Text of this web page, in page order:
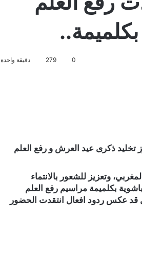
0
279 دقيقة واحدة
بمدينة كلميمة صباح اليوم الاربعاء 30 يوليوز تخليد ذكرى عيد العرش و رفع العلم
وتعزيز للشعور بالانتماء
بكلميمة مراسيم رفع العلم
قد عكس ردود افعال انتقدت الحضور